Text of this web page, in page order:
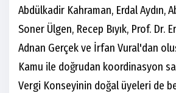
Abdülkadir Kahraman, Erdal Aydın,
Soner Ülgen, Recep Bıyık, Prof. Dr.
Adnan Gerçek ve İrfan Vural'dan
Kamu ile doğrudan koordinasyon
Vergi Konseyinin doğal üyeleri de